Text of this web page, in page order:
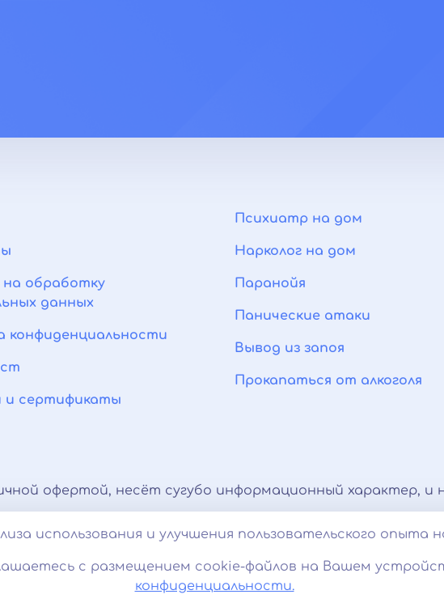
на обработку
данных
конфиденциальности
и сертификаты
Психиатр на дом
Нарколог на дом
Паранойя
Панические атаки
Вывод из запоя
Прокапаться от алкоголя
офертой, несёт сугубо информационный характер, и
с врачом. Консультационные услуги,
cookies. 18+
использования и улучшения пользовательского опыта
с размещением cookie-файлов на Вашем
конфиденциальности.